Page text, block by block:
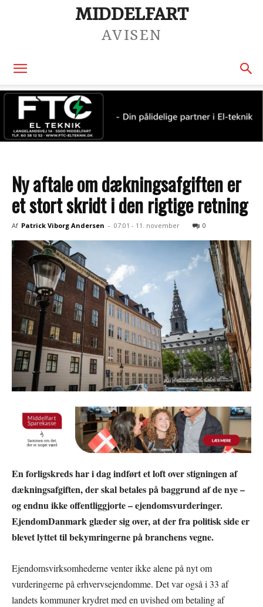
MIDDELFART
AVISEN
Ny aftale om dækningsafgiften er
et stort skridt i den rigtige retning
Af Patrick Viborg Andersen - 07:01 - 11. november 0
En forligskreds har i dag indført et loft over stigningen af
dækningsafgiften, der skal betales på baggrund af de nye –
og endnu ikke offentliggjorte – ejendomsvurderinger.
EjendomDanmark glæder sig over, at der fra politisk side er
blevet lyttet til bekymringerne på branchens vegne.
Ejendomsvirksomhederne venter ikke alene på nyt om
vurderingerne på erhvervsejendomme. Det var også i 33 af
landets kommuner krydret med en uvished om betaling af